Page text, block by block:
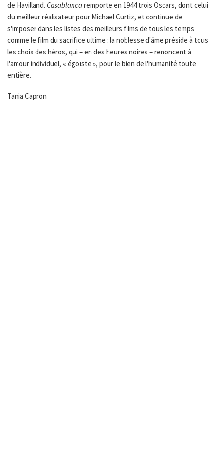
de Havilland. Casablancaremporte en 1944 trois Oscars, dont celui
du meilleur réalisateur pour Michael Curtiz, et continue de
s'imposer dans les listes des meilleurs films de tous les temps
comme le film du sacrifice ultime : la noblesse d'âme préside à tous
les choix des héros, qui – en des heures noires – renoncent à
l'amour individuel, « égoïste », pour le bien de l'humanité toute
entière.
Tania Capron